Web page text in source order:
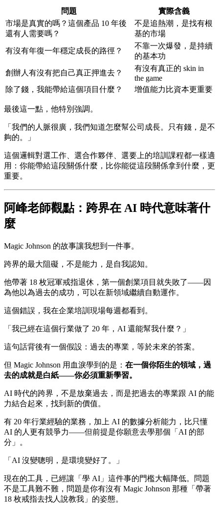
問題
實際含義
市場是真實的嗎？這個產品 10 年後
還有人需要嗎？
不是追熱潮，是找有根
基的市場
有沒有年復一年穩定成長的路徑？
不靠一次爆發，是持續
的基本功
創辦人有沒有把自己真正押進去？
有沒有真正的 skin in
the game
除了錢，我能帶給這個項目什麼？
增值能力比資本更重要
最後這一點，他特別強調。
「我們的人脈很廣，我們知道怎麼幫公司成長。只有錢，是不
夠的。」
這個邏輯對選工作、選合作夥伴、選要上的培訓課程都一樣適
用：你能帶給這段關係什麼，比你能從這段關係拿到什麼，更
重要。
阿峰老師觀點：跨界在 AI 時代意味著什
麼
Magic Johnson 的故事讓我想到一件事。
跨界的最大阻礙，不是能力，是自我認知。
他帶著 18 枚冠軍戒指退休，第一個創業項目就失敗了——因
為他以為過去的成功，可以在新領域繼續自動運作。
這個錯誤，我在企業培訓現場每週都看到。
「我已經在這個行業做了 20 年，AI 還能幫我什麼？」
這句話背後有一個假設：過去的專業，等於未來的答案。
但 Magic Johnson 用血淚學到的是： 在一個你陌生的領域，過
去的成就是白紙——你必須重新學習。
AI 時代的跨界，不是放棄過去，而是把過去的專業跟 AI 的能
力結合起來，找到新的價值。
有 20 年行業經驗的業務，加上 AI 的數據分析能力，比只懂
AI 的人更有競爭力——但前提是你願意去學那個「AI 的部
分」。
「AI 沒變聰明，是環境變好了。」
現在的工具，已經讓「學 AI」這件事的門檻大幅降低。問題
不是工具難不難，問題是你有沒有 Magic Johnson 那種「帶著
18 枚戒指去找人說教我」的姿態。